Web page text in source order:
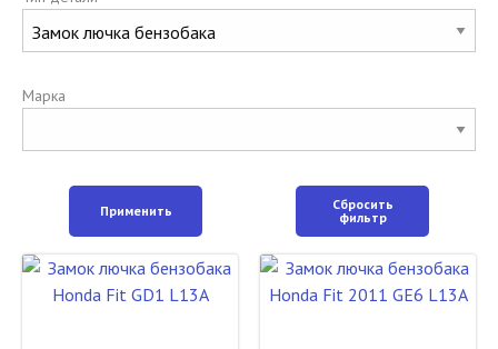
Марка
Применить
Сбросить
фильтр